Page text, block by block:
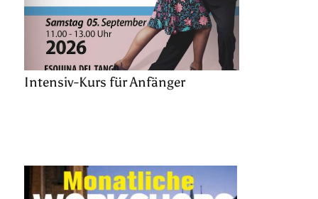
Intensiv-Kurs für Anfänger